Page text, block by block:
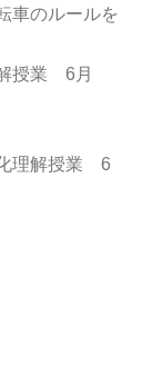
車のルールを
授業 6月
理解授業 6